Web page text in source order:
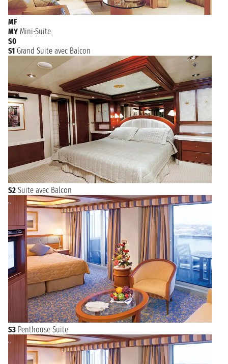
MF
MY Mini-Suite
S0
S1 Grand Suite avec Balcon
S2 Suite avec Balcon
S3 Penthouse Suite